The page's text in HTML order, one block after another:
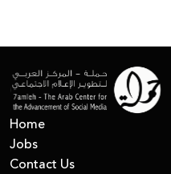
Home
Jobs
Contact Us